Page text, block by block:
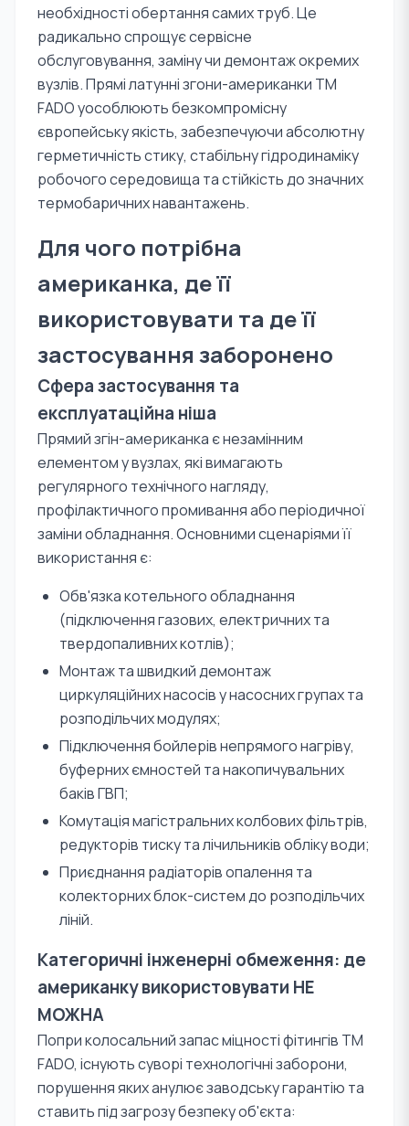
необхідності обертання самих труб. Це
радикально спрощує сервісне
обслуговування, заміну чи демонтаж окремих
вузлів. Прямі латунні згони-американки TM
FADO уособлюють безкомпромісну
європейську якість, забезпечуючи абсолютну
герметичність стику, стабільну гідродинаміку
робочого середовища та стійкість до значних
термобаричних навантажень.
Для чого потрібна
американка, де її
використовувати та де її
застосування заборонено
Сфера застосування та
експлуатаційна ніша
Прямий згін-американка є незамінним
елементом у вузлах, які вимагають
регулярного технічного нагляду,
профілактичного промивання або періодичної
заміни обладнання. Основними сценаріями її
використання є:
Обв'язка котельного обладнання
(підключення газових, електричних та
твердопаливних котлів);
Монтаж та швидкий демонтаж
циркуляційних насосів у насосних групах та
розподільчих модулях;
Підключення бойлерів непрямого нагріву,
буферних ємностей та накопичувальних
баків ГВП;
Комутація магістральних колбових фільтрів,
редукторів тиску та лічильників обліку води;
Приєднання радіаторів опалення та
колекторних блок-систем до розподільчих
ліній.
Категоричні інженерні обмеження: де
американку використовувати НЕ
МОЖНА
Попри колосальний запас міцності фітингів TM
FADO, існують суворі технологічні заборони,
порушення яких анулює заводську гарантію та
ставить під загрозу безпеку об'єкта: